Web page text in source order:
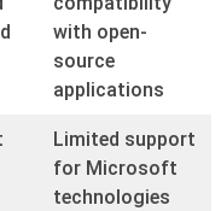
with open-
source
applications
Limited support
for Microsoft
technologies